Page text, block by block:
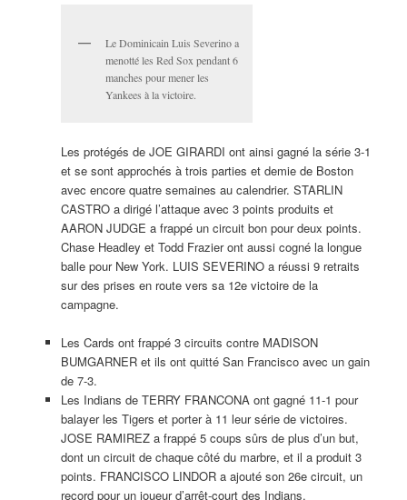
Le Dominicain Luis Severino a
menotté les Red Sox pendant 6
manches pour mener les
Yankees à la victoire.
Les protégés de JOE GIRARDI ont ainsi gagné la série 3-1
et se sont approchés à trois parties et demie de Boston
avec encore quatre semaines au calendrier. STARLIN
CASTRO a dirigé l’attaque avec 3 points produits et
AARON JUDGE a frappé un circuit bon pour deux points.
Chase Headley et Todd Frazier ont aussi cogné la longue
balle pour New York. LUIS SEVERINO a réussi 9 retraits
sur des prises en route vers sa 12e victoire de la
campagne.
Les Cards ont frappé 3 circuits contre MADISON
BUMGARNER et ils ont quitté San Francisco avec un gain
de 7-3.
Les Indians de TERRY FRANCONA ont gagné 11-1 pour
balayer les Tigers et porter à 11 leur série de victoires.
JOSE RAMIREZ a frappé 5 coups sûrs de plus d’un but,
dont un circuit de chaque côté du marbre, et il a produit 3
points. FRANCISCO LINDOR a ajouté son 26e circuit, un
record pour un joueur d’arrêt-court des Indians.